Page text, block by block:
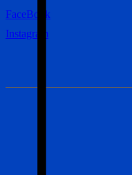
FaceBook
Instagram